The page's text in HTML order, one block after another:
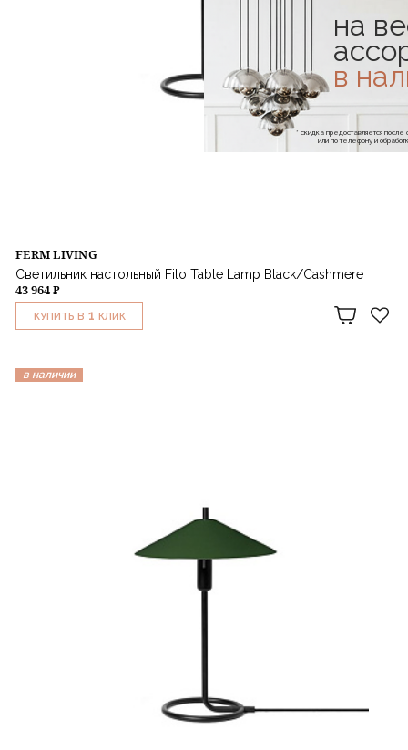
FERM LIVING
Светильник настольный Filo Table Lamp Black/Cashmere
43 964 ₽
КУПИТЬ В 1 КЛИК
в наличии
на
в
* скидка предоставляется
или по телефону и